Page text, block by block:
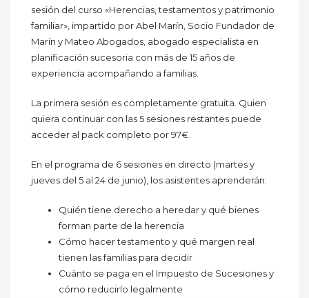
sesión del curso «Herencias, testamentos y patrimonio
familiar», impartido por Abel Marín, Socio Fundador de
Marín y Mateo Abogados, abogado especialista en
planificación sucesoria con más de 15 años de
experiencia acompañando a familias.
La primera sesión es completamente gratuita. Quien
quiera continuar con las 5 sesiones restantes puede
acceder al pack completo por 97€.
En el programa de 6 sesiones en directo (martes y
jueves del 5 al 24 de junio), los asistentes aprenderán:
Quién tiene derecho a heredar y qué bienes
forman parte de la herencia
Cómo hacer testamento y qué margen real
tienen las familias para decidir
Cuánto se paga en el Impuesto de Sucesiones y
cómo reducirlo legalmente